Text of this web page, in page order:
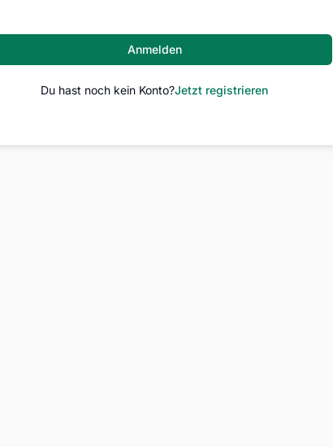
Anmelden
Du hast noch kein Konto?Jetzt registrieren